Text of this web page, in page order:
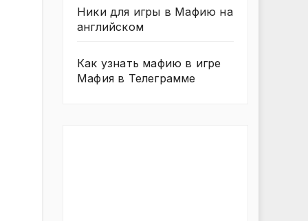
Ники для игры в Мафию на
английском
Как узнать мафию в игре
Мафия в Телеграмме